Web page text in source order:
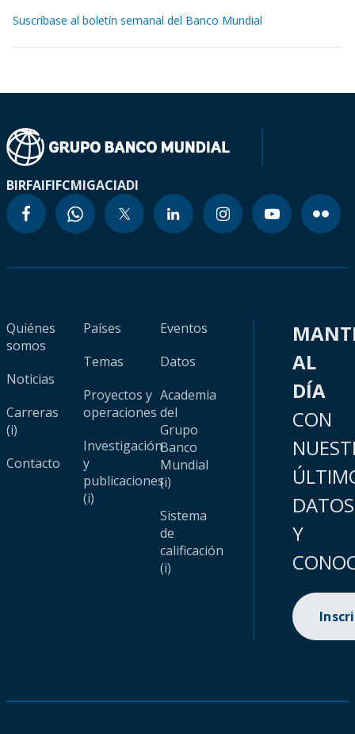
Suscríbase al boletín semanal del Banco Mundial
BIRFAIFIFCMIGACIADI
Quiénes
somos
Noticias
Carreras
(i)
Contacto
Países
Temas
Proyectos y
operaciones
Investigación
y
publicaciones
(i)
Eventos
Datos
Academia
del
Grupo
Banco
Mundial
(i)
Sistema
de
calificación
(i)
AL
DÍA
CON
DATOS
Y